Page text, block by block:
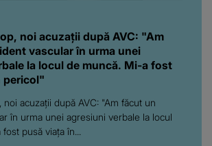
noi acuzații după AVC: "Am
vascular în urma unei
la locul de muncă. Mi-a fost
pericol"
noi acuzații după AVC: "Am făcut un
în urma unei agresiuni verbale la locul
pusă viața în...